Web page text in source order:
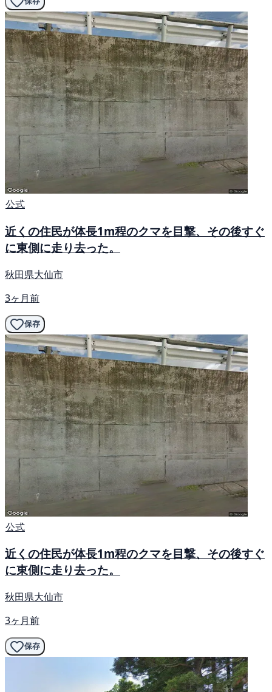
公式
近くの住民が体長1m程のクマを目撃、その後すぐ
に東側に走り去った。
秋田県大仙市
3ヶ月前
保存
公式
近くの住民が体長1m程のクマを目撃、その後すぐ
に東側に走り去った。
秋田県大仙市
3ヶ月前
保存